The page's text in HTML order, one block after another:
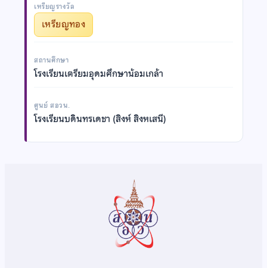
เหรียญรางวัล
เหรียญทอง
สถานศึกษา
โรงเรียนเตรียมอุดมศึกษาน้อมเกล้า
ศูนย์ สอวน.
โรงเรียนบดินทรเดชา (สิงห์ สิงหเสนี)